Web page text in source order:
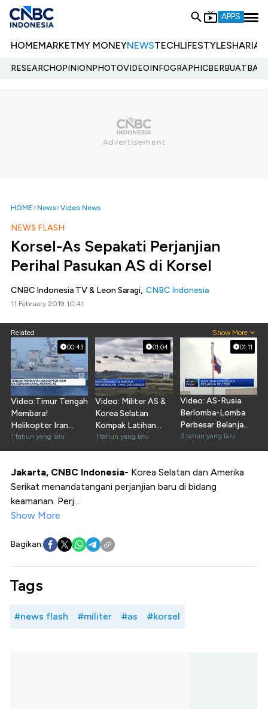
APPS
HOMEMARKETMY MONEYNEWSTECHLIFESTYLESHARIA
RESEARCHOPINIONPHOTOVIDEOINFOGRAPHIC
HOME News Video News
NEWS FLASH
Korsel-As Sepakati Perjanjian
Perihal Pasukan AS di Korsel
CNBC Indonesia TV & Leon Saragi, CNBC Indonesia
11 February 2019 10:41
Related Show More
00:43
Video:Timur Tengah
Membara!
Helikopter Iran
Bentrok Vs Kapal
Perang AS
1 tahun yang lalu
01:04
Video: Militer AS &
Korea Selatan
Kompak Latihan
Gabungan
1 tahun yang lalu
01:11
Video: AS-Rusia
Berlomba-Lomba
Perbesar Belanja
Militer 2023
3 tahun yang lalu
Jakarta, CNBC Indonesia- Korea Selatan dan Amerika
Serikat menandatangani perjanjian baru di bidang
keamanan. Perj...
Show More
Bagikan:
Tags
#news flash #militer #as #korsel